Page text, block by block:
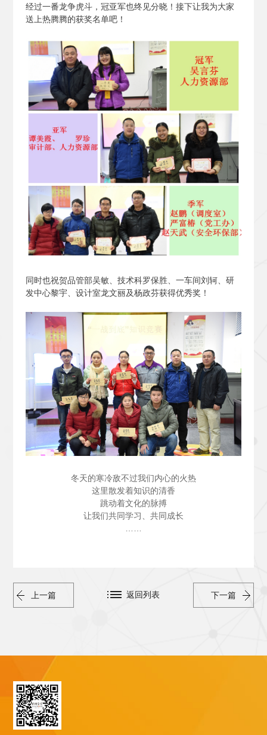
经过一番龙争虎斗，冠亚军也终见分晓！接下让我为大家
送上热腾腾的获奖名单吧！
同时也祝贺品管部吴敏、技术科罗保胜、一车间刘轲、研
发中心黎宇、设计室龙文丽及杨政芬获得优秀奖！
冬天的寒冷敌不过我们内心的火热
这里散发着知识的清香
跳动着文化的脉搏
让我们共同学习、共同成长
上一篇 下一篇
返回列表